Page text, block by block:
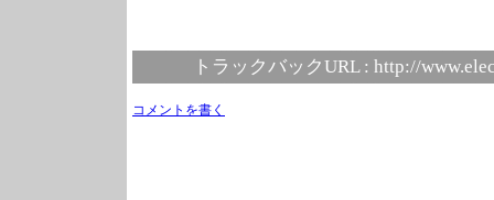
トラックバックURL : http://
コメントを書く